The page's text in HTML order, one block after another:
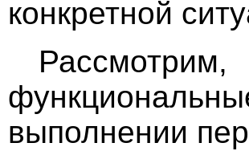
конкретной
выполнении